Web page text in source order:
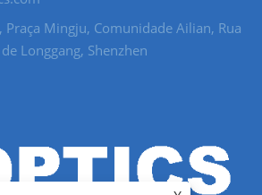
Praça Mingju, Comunidade Ailian, Rua
Longgang, Shenzhen